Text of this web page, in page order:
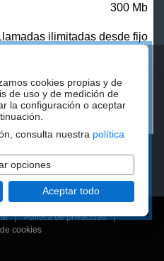
300 Mb
ilimitadas desde fijo
27,00 €/mes
| Politica de privacidad|
cookies
cookies propias y de
de uso y de medición de
la configuración o aceptar
consulta nuestra política
opciones
Aceptar todo